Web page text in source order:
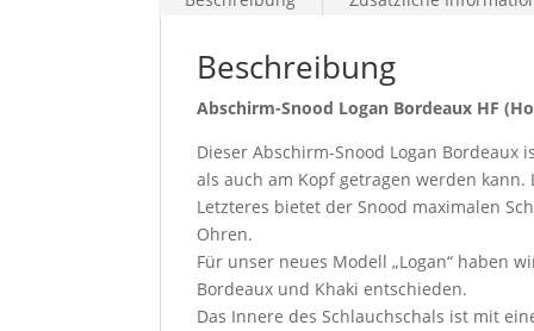
Beschreibung
Abschirm-Snood Logan Bordeaux HF
Dieser Abschirm-Snood Logan
als auch am Kopf getragen werden
Letzteres bietet der Snood maximalen
Ohren.
Für unser neues Modell „Logan“ haben
Bordeaux und Khaki entschieden.
Das Innere des Schlauchschals ist mit